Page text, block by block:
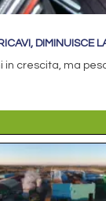
DIMINUISCE
in crescita, ma